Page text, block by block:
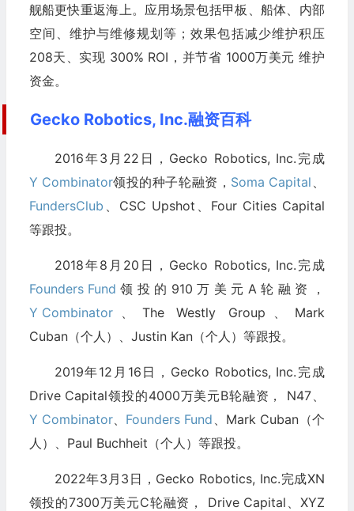
舰船更快重返海上。应用场景包括甲板、船体、内部
空间、维护与维修规划等；效果包括减少维护积压
208天、实现 300% ROI，并节省 1000万美元 维护
资金。
Gecko Robotics, Inc.融资百科
2016年3月22日，Gecko Robotics, Inc.完成
Y Combinator领投的种子轮融资， Soma Capital
FundersClub 、CSC Upshot、Four Cities Capital
等跟投。
2018年8月20日，Gecko Robotics, Inc.完成
Founders Fund 领投的910万美元A轮融资，
Y Combinator、The Westly Group、Mark
Cuban（个人）、Justin Kan（个人）等跟投。
2019年12月16日，Gecko Robotics, Inc.完成
Drive Capital领投的4000万美元B轮融资， N47、
Y Combinator、 Founders Fund 、Mark Cuban（个
人）、Paul Buchheit（个人）等跟投。
2022年3月3日，Gecko Robotics, Inc.完成XN
领投的7300万美元C轮融资， Drive Capital、XYZ